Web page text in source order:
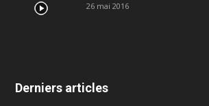
26 mai 2016
Derniers articles